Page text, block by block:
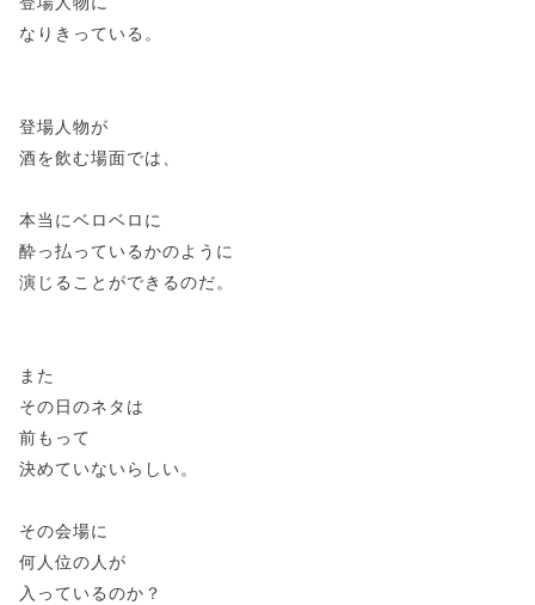
なりきっている。
登場人物が
酒を飲む場面では、
本当にベロベロに
酔っ払っているかのように
演じることができるのだ。
また
その日のネタは
前もって
決めていないらしい。
その会場に
何人位の人が
入っているのか？